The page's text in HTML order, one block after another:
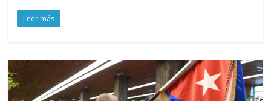
Leer más